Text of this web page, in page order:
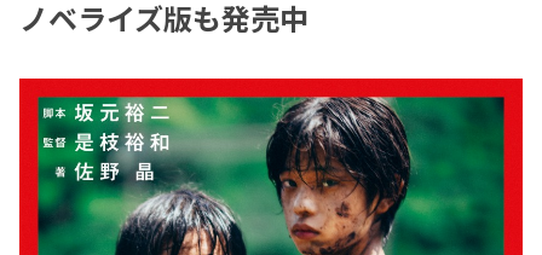
ノベライズ版も発売中